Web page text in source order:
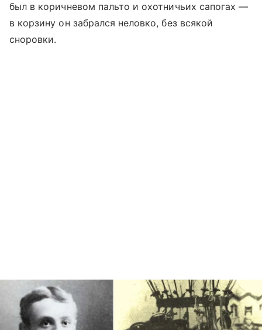
был в коричневом пальто и охотничьих сапогах —
в корзину он забрался неловко, без всякой
сноровки.